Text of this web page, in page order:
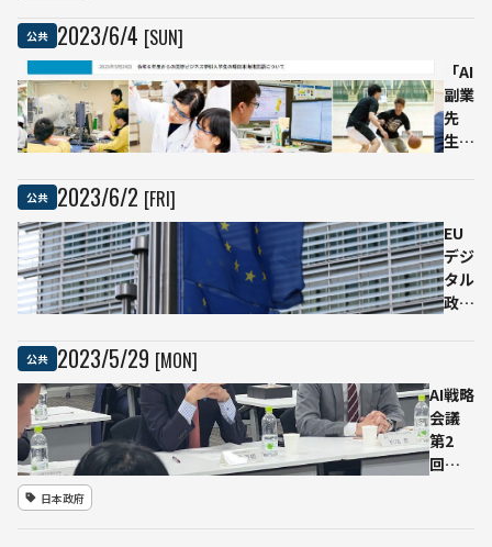
公共 2023/6/4 [SUN]
「AI
副業
先
生」
ト、
富山
高専
で新
任
公共 2023/6/2 [FRI]
EU
デジ
タル
政策
制
「手
遅れ
にな
公共 2023/5/29 [MON]
AI戦略
会議
第2
回、
日本政府